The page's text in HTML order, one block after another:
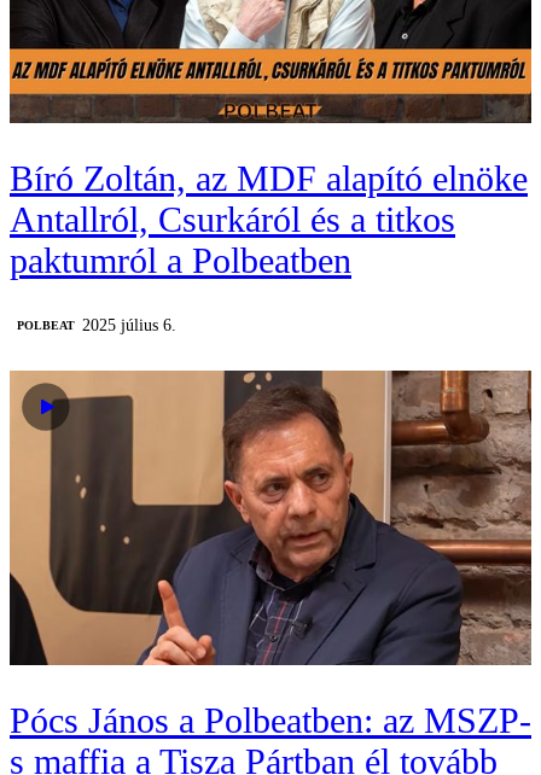
Bíró Zoltán, az MDF alapító elnöke
Antallról, Csurkáról és a titkos
paktumról a Polbeatben
‎POLBEAT 2025 július 6.
Pócs János a Polbeatben: az MSZP-
s maffia a Tisza Pártban él tovább